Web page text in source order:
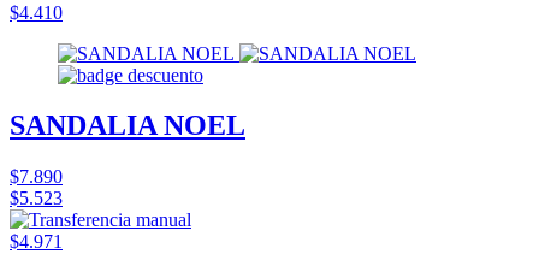
$4.410
SANDALIA NOEL
$7.890
$5.523
$4.971